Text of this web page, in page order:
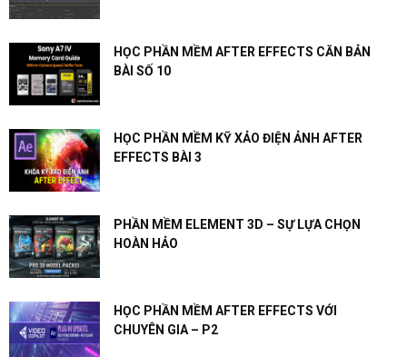
HỌC PHẦN MỀM AFTER EFFECTS CĂN BẢN
BÀI SỐ 10
HỌC PHẦN MỀM KỸ XẢO ĐIỆN ẢNH AFTER
EFFECTS BÀI 3
PHẦN MỀM ELEMENT 3D – SỰ LỰA CHỌN
HOÀN HẢO
HỌC PHẦN MỀM AFTER EFFECTS VỚI
CHUYÊN GIA – P2